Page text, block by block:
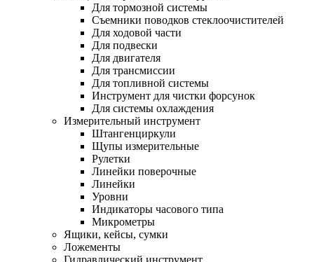
Для тормозной системы
Съемники поводков стеклоочистителей
Для ходовой части
Для подвески
Для двигателя
Для трансмиссии
Для топливной системы
Инструмент для чистки форсунок
Для системы охлаждения
Измерительный инструмент
Штангенциркули
Щупы измерительные
Рулетки
Линейки поверочные
Линейки
Уровни
Индикаторы часового типа
Микрометры
Ящики, кейсы, сумки
Ложементы